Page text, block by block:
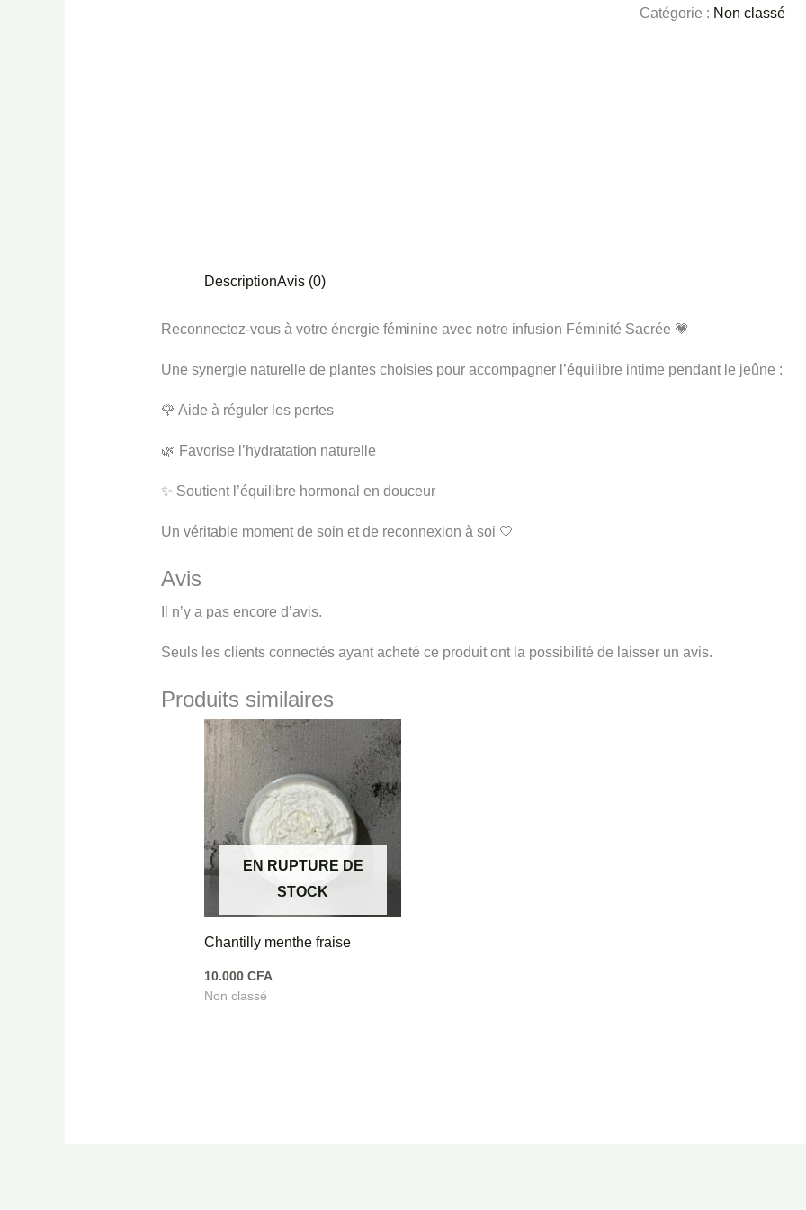
Catégorie : Non classé
DescriptionAvis (0)
Reconnectez-vous à votre énergie féminine avec notre infusion Féminité Sacrée 💗
Une synergie naturelle de plantes choisies pour accompagner l’équilibre intime pendant le jeûne :
🌹 Aide à réguler les pertes
🌿 Favorise l’hydratation naturelle
✨ Soutient l’équilibre hormonal en douceur
Un véritable moment de soin et de reconnexion à soi 🤍
Avis
Il n’y a pas encore d’avis.
Seuls les clients connectés ayant acheté ce produit ont la possibilité de laisser un avis.
Produits similaires
EN RUPTURE DE
STOCK
Chantilly menthe fraise
10.000 CFA
Non classé